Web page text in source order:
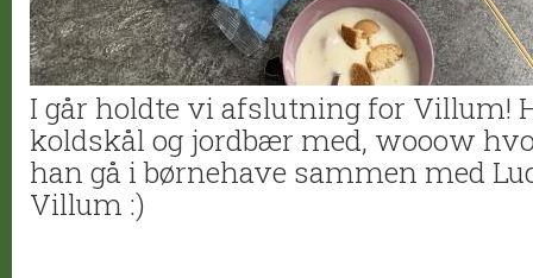
I går holdte vi afslutning for Villum!
koldskål og jordbær med, wooow
han gå i børnehave sammen med
Villum :)